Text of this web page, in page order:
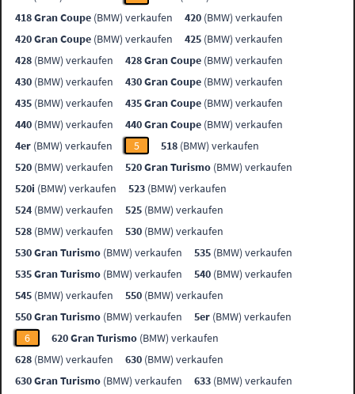
418 Gran Coupe (BMW) verkaufen 420 (BMW) verkaufen
420 Gran Coupe (BMW) verkaufen 425 (BMW) verkaufen
428 (BMW) verkaufen 428 Gran Coupe (BMW) verkaufen
430 (BMW) verkaufen 430 Gran Coupe (BMW) verkaufen
435 (BMW) verkaufen 435 Gran Coupe (BMW) verkaufen
440 (BMW) verkaufen 440 Gran Coupe (BMW) verkaufen
4er (BMW) verkaufen 5 518 (BMW) verkaufen
520 (BMW) verkaufen 520 Gran Turismo (BMW) verkaufen
520i (BMW) verkaufen 523 (BMW) verkaufen
524 (BMW) verkaufen 525 (BMW) verkaufen
528 (BMW) verkaufen 530 (BMW) verkaufen
530 Gran Turismo (BMW) verkaufen 535 (BMW) verkaufen
535 Gran Turismo (BMW) verkaufen 540 (BMW) verkaufen
545 (BMW) verkaufen 550 (BMW) verkaufen
550 Gran Turismo (BMW) verkaufen 5er (BMW) verkaufen
6
620 Gran Turismo (BMW) verkaufen
628 (BMW) verkaufen 630 (BMW) verkaufen
630 Gran Turismo (BMW) verkaufen 633 (BMW) verkaufen